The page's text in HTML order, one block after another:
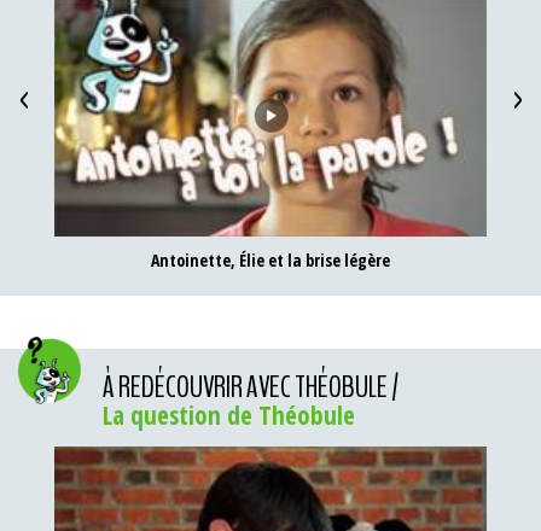
Antoinette, Élie et la brise légère
< >
À REDÉCOUVRIR AVEC THÉOBULE /
La question de Théobule